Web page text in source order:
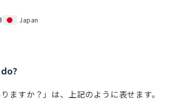
Japan
ますか？」は、上記のように表せます。